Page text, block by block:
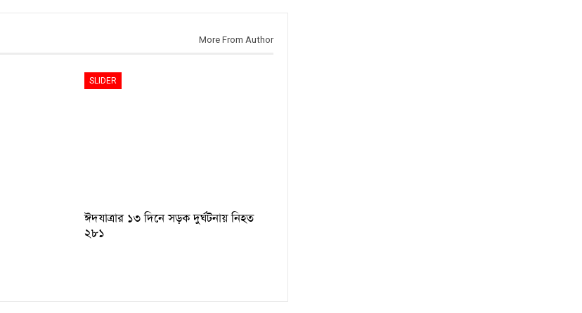
More From Author
SLIDER
ঈদযাত্রার ১৩ দিনে সড়ক দুর্ঘটনায় নিহত
২৮১